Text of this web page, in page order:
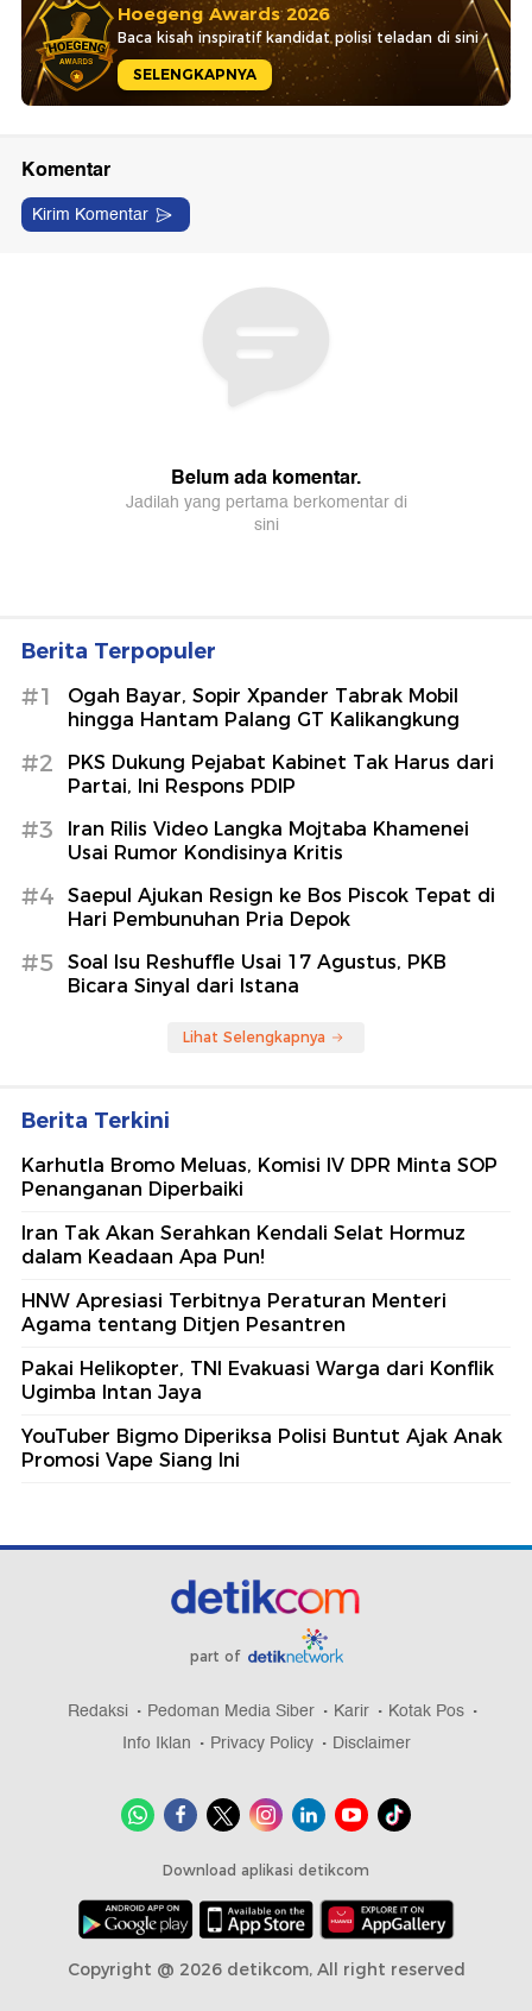
Hoegeng Awards 2026
Baca kisah inspiratif kandidat polisi teladan di sini
SELENGKAPNYA
Berita Terpopuler
#1
Ogah Bayar, Sopir Xpander Tabrak Mobil
hingga Hantam Palang GT Kalikangkung
#2
PKS Dukung Pejabat Kabinet Tak Harus dari
Partai, Ini Respons PDIP
#3
Iran Rilis Video Langka Mojtaba Khamenei
Usai Rumor Kondisinya Kritis
#4
Saepul Ajukan Resign ke Bos Piscok Tepat di
Hari Pembunuhan Pria Depok
#5
Soal Isu Reshuffle Usai 17 Agustus, PKB
Bicara Sinyal dari Istana
Lihat Selengkapnya
Berita Terkini
Karhutla Bromo Meluas, Komisi IV DPR Minta SOP
Penanganan Diperbaiki
Iran Tak Akan Serahkan Kendali Selat Hormuz
dalam Keadaan Apa Pun!
HNW Apresiasi Terbitnya Peraturan Menteri
Agama tentang Ditjen Pesantren
Pakai Helikopter, TNI Evakuasi Warga dari Konflik
Ugimba Intan Jaya
YouTuber Bigmo Diperiksa Polisi Buntut Ajak Anak
Promosi Vape Siang Ini
part of
Redaksi Pedoman Media Siber Karir
Kotak Pos
Info Iklan
Privacy Policy Disclaimer
Download aplikasi detikcom
Copyright @ 2026 detikcom, All right reserved